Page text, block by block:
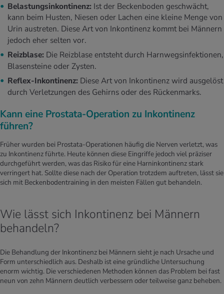
Belastungsinkontinenz: Ist der Beckenboden geschwächt,
kann beim Husten, Niesen oder Lachen eine kleine Menge von
Urin austreten. Diese Art von Inkontinenz kommt bei Männern
jedoch eher selten vor.
Reizblase: Die Reizblase entsteht durch Harnwegsinfektionen,
Blasensteine oder Zysten.
Reflex-Inkontinenz: Diese Art von Inkontinenz wird ausgelöst
durch Verletzungen des Gehirns oder des Rückenmarks.
Kann eine Prostata-Operation zu Inkontinenz
führen?
Früher wurden bei Prostata-Operationen häufig die Nerven verletzt, was
zu Inkontinenz führte. Heute können diese Eingriffe jedoch viel präziser
durchgeführt werden, was das Risiko für eine Harninkontinenz stark
verringert hat. Sollte diese nach der Operation trotzdem auftreten, lässt sie
sich mit Beckenbodentraining in den meisten Fällen gut behandeln.
Wie lässt sich Inkontinenz bei Männern
behandeln?
Die Behandlung der Inkontinenz bei Männern sieht je nach Ursache und
Form unterschiedlich aus. Deshalb ist eine gründliche Untersuchung
enorm wichtig. Die verschiedenen Methoden können das Problem bei fast
neun von zehn Männern deutlich verbessern oder teilweise ganz beheben.